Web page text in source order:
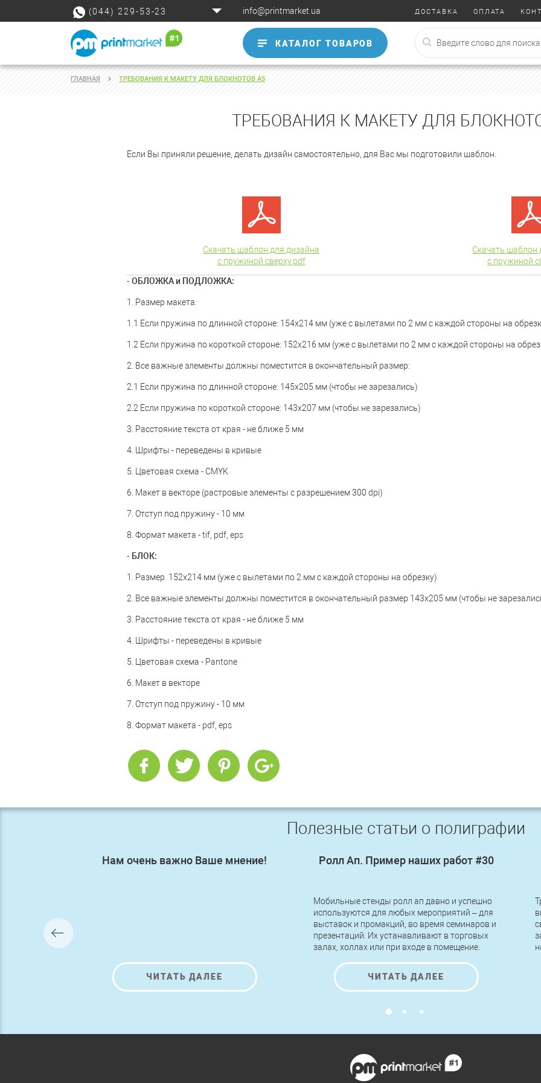
(044) 229-53-23 info@printmarket.ua ДОСТАВКА ОПЛАТА
КАТАЛОГ ТОВАРОВ
ГЛАВНАЯ ТРЕБОВАНИЯ К МАКЕТУ ДЛЯ БЛОКНОТОВ А5
ТРЕБОВАНИЯ К МАКЕТУ ДЛЯ
Если Вы приняли решение, делать дизайн самостоятельно, для Вас мы подготовили шаблон.
Скачать шаблон для дизайна
с пружиной сверху.pdf
Скачать шаблон
с пружиной
- ОБЛОЖКА и ПОДЛОЖКА:
1. Размер макета:
1.1 Если пружина по длинной стороне: 154х214 мм (уже с вылетами по 2 мм с каждой стороны на
1.2 Если пружина по короткой стороне: 152х216 мм (уже с вылетами по 2 мм с каждой стороны на
2. Все важные элементы должны поместится в окончательный размер:
2.1 Если пружина по длинной стороне: 145x205 мм (чтобы не зарезались)
2.2 Если пружина по короткой стороне: 143x207 мм (чтобы не зарезались)
3. Расстояние текста от края - не ближе 5 мм
4. Шрифты - переведены в кривые
5. Цветовая схема - CMYK
6. Макет в векторе (растровые элементы с разрешением 300 dpi)
7. Отступ под пружину - 10 мм
8. Формат макета - tif, pdf, eps
- БЛОК:
1. Размер 152х214 мм (уже с вылетами по 2 мм с каждой стороны на обрезку)
2. Все важные элементы должны поместится в окончательный размер 143x205 мм (чтобы не
3. Расстояние текста от края - не ближе 5 мм
4. Шрифты - переведены в кривые
5. Цветовая схема - Pantone
6. Макет в векторе
7. Отступ под пружину - 10 мм
8. Формат макета - pdf, eps
Полезные статьи о полиграфии
Нам очень важно Ваше мнение!
ЧИТАТЬ ДАЛЕЕ
Ролл Ап. Пример наших работ #30
Мобильные стенды ролл ап давно и успешно
используются для любых мероприятий – для
выставок и промакций, во время семинаров и
презентаций. Их устанавливают в торговых
залах, холлах или при входе в помещение.
разборке, стенды roll up позволяют
передвигать, переносить и устанавливать их
за считанные минуты без применения
ЧИТАТЬ ДАЛЕЕ